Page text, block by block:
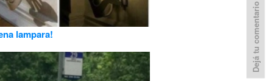
lampara! Dejá tu comentario